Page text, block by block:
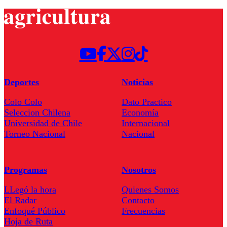
Deportes
Colo Colo
Seleccion Chilena
Universidad de Chile
Torneo Nacional
Noticias
Dato Practico
Economía
Internacional
Nacional
Programas
LLegó la hora
El Radar
Enfoqué Público
Hoja de Ruta
Nosotros
Quienes Somos
Contacto
Frecuencias